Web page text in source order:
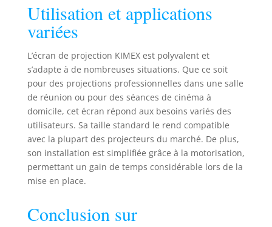
Utilisation et applications
variées
L’écran de projection KIMEX est polyvalent et
s’adapte à de nombreuses situations. Que ce soit
pour des projections professionnelles dans une salle
de réunion ou pour des séances de cinéma à
domicile, cet écran répond aux besoins variés des
utilisateurs. Sa taille standard le rend compatible
avec la plupart des projecteurs du marché. De plus,
son installation est simplifiée grâce à la motorisation,
permettant un gain de temps considérable lors de la
mise en place.
Conclusion sur